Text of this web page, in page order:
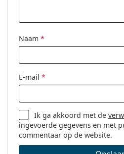
Naam *
E-mail *
Ik ga akkoord met de
ingevoerde gegevens en met
commentaar op de website.